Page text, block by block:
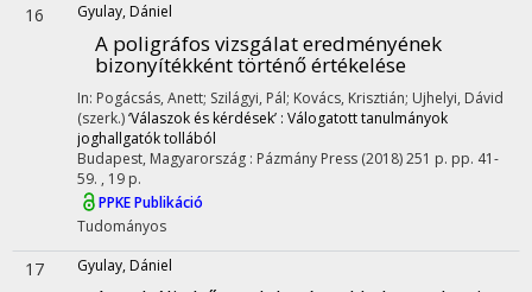
16 Gyulay, Dániel
A poligráfos vizsgálat eredményének
bizonyítékként történő értékelése
In: Pogácsás, Anett; Szilágyi, Pál; Kovács, Krisztián; Ujhelyi, Dávid
(szerk.)‘Válaszok és kérdések’ : Válogatott tanulmányok
joghallgatók tollából
Budapest, Magyarország : Pázmány Press (2018)251 p. pp. 41-
59. , 19 p.
PPKE Publikáció
Tudományos
17 Gyulay, Dániel